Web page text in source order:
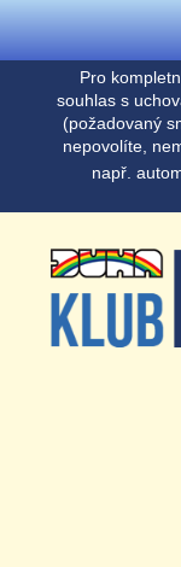
Pro
souhlas s
(požadovaný
nepovolíte,
např.